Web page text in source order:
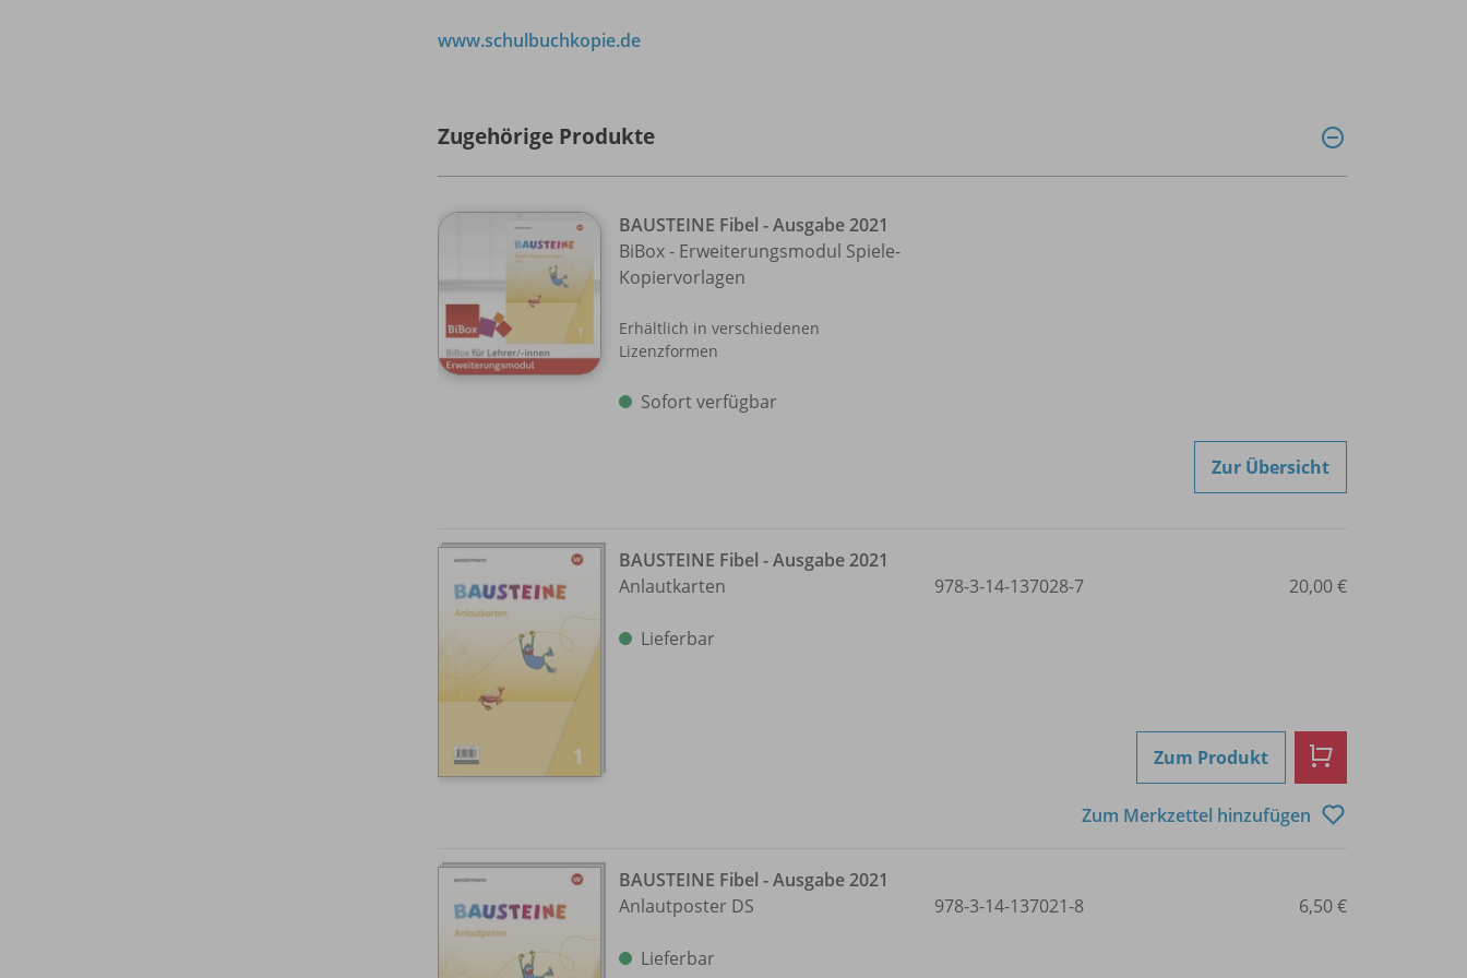
www.schulbuchkopie.de
Zugehörige Produkte
BAUSTEINE Fibel - Ausgabe 2021
BiBox - Erweiterungsmodul Spiele-
Kopiervorlagen
Erhältlich in verschiedenen
Lizenzformen
Sofort verfügbar
Zur Übersicht
BAUSTEINE Fibel - Ausgabe 2021
Anlautkarten
Lieferbar
978-3-14-137028-7 20,00 €
Zum Produkt
Zum Merkzettel hinzufügen
BAUSTEINE Fibel - Ausgabe 2021
Anlautposter DS
Lieferbar
978-3-14-137021-8 6,50 €